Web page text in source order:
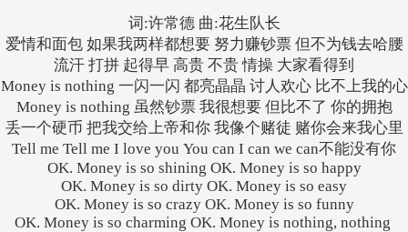
词:许常德 曲:花生队长
爱情和面包 如果我两样都想要 努力赚钞票 但不为钱去哈腰
流汗 打拼 起得早 高贵 不贵 情操 大家看得到
Money is nothing 一闪一闪 都亮晶晶 讨人欢心 比不上我的心
Money is nothing 虽然钞票 我很想要 但比不了 你的拥抱
丢一个硬币 把我交给上帝和你 我像个赌徒 赌你会来我心里
Tell me Tell me I love you You can I can we can不能没有你
OK. Money is so shining OK. Money is so happy
OK. Money is so dirty OK. Money is so easy
OK. Money is so crazy OK. Money is so funny
OK. Money is so charming OK. Money is nothing, nothing